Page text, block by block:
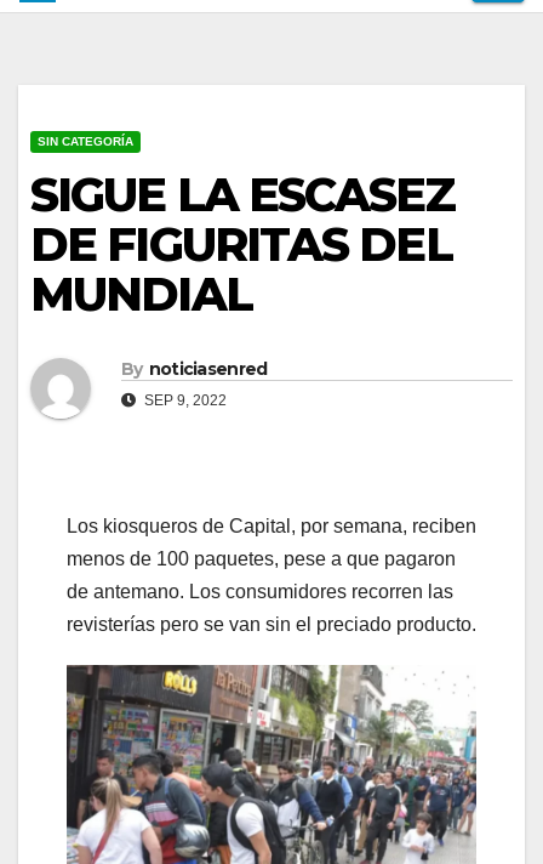
SIN CATEGORÍA
SIGUE LA ESCASEZ
DE FIGURITAS DEL
MUNDIAL
By noticiasenred
SEP 9, 2022
Los kiosqueros de Capital, por semana, reciben
menos de 100 paquetes, pese a que pagaron
de antemano. Los consumidores recorren las
revisterías pero se van sin el preciado producto.